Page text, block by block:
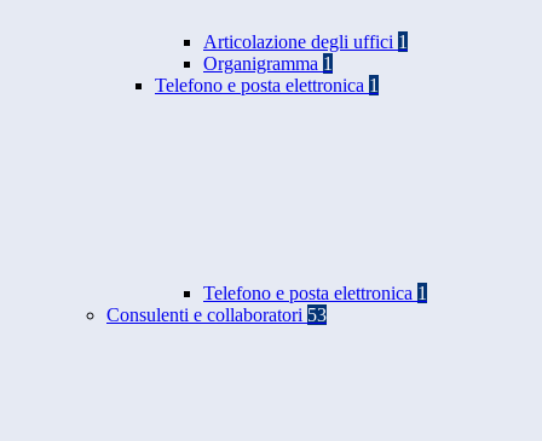
Articolazione degli uffici 1
Organigramma 1
Telefono e posta elettronica 1
Telefono e posta elettronica 1
Consulenti e collaboratori 53